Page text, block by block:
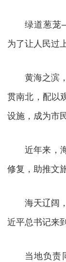
绿道葱茏
为了让人民过
黄海之滨
贯南北，配以
设施，成为市
近年来，
修复，助推文
海天辽阔
近平总书记来
当地负责